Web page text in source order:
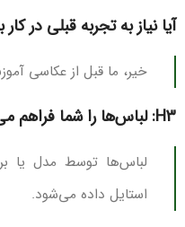
آیا نیاز به تجربه قبلی در
خیر، ما قبل از عکاسی
H3: لباس‌ها را شما فراهم می‌کنید؟
لباس‌ها توسط مدل یا
استایل داده می‌شود.